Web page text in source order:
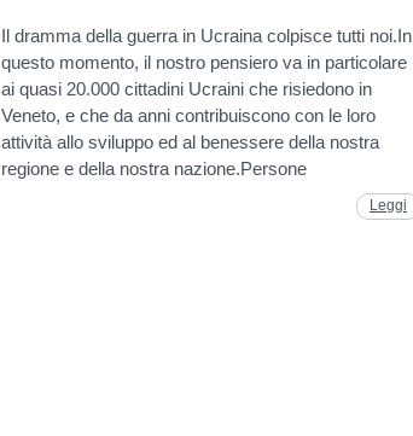
Il dramma della guerra in Ucraina colpisce tutti noi.In
questo momento, il nostro pensiero va in particolare
ai quasi 20.000 cittadini Ucraini che risiedono in
Veneto, e che da anni contribuiscono con le loro
attività allo sviluppo ed al benessere della nostra
regione e della nostra nazione.Persone
Leggi